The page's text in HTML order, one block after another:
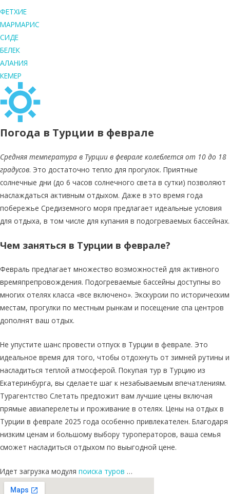
ФЕТХИЕ
МАРМАРИС
СИДЕ
БЕЛЕК
АЛАНИЯ
КЕМЕР
Погода в Турции в феврале
Средняя температура в Турции в феврале колеблется от 10 до 18
градусов. Это достаточно тепло для прогулок. Приятные
солнечные дни (до 6 часов солнечного света в сутки) позволяют
наслаждаться активным отдыхом. Даже в это время года
побережье Средиземного моря предлагает идеальные условия
для отдыха, в том числе для купания в подогреваемых бассейнах.
Чем заняться в Турции в феврале?
Февраль предлагает множество возможностей для активного
времяпрепровождения. Подогреваемые бассейны доступны во
многих отелях класса «все включено». Экскурсии по историческим
местам, прогулки по местным рынкам и посещение спа центров
дополнят ваш отдых.
Не упустите шанс провести отпуск в Турции в феврале. Это
идеальное время для того, чтобы отдохнуть от зимней рутины и
насладиться теплой атмосферой. Покупая тур в Турцию из
Екатеринбурга, вы сделаете шаг к незабываемым впечатлениям.
Турагентство Слетать предложит вам лучшие цены включая
прямые авиаперелеты и проживание в отелях. Цены на отдых в
Турции в феврале 2025 года особенно привлекателен. Благодаря
низким ценам и большому выбору туроператоров, ваша семья
сможет насладиться отдыхом по выыгодной цене.
Идет загрузка модуля поиска туров …